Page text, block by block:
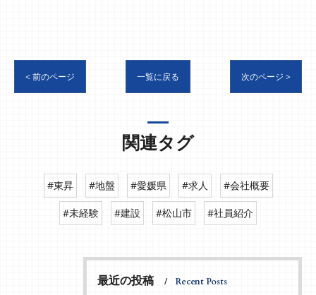
< 前のページ 一覧に戻る 次のページ >
関連タグ
#東昇 #地盤 #愛媛県 #求人 #会社概要
#未経験 #建設 #松山市 #社員紹介
最近の投稿 Recent Posts